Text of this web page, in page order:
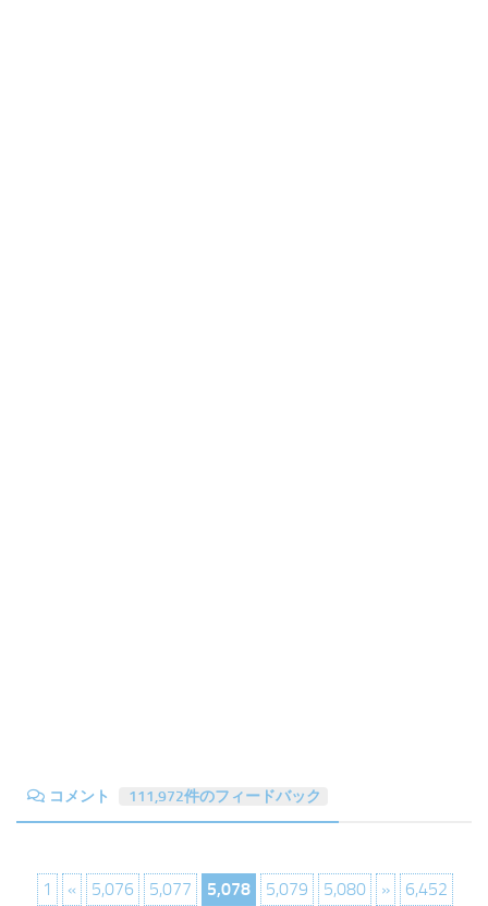
コメント 111,972件のフィードバック
1 « 5,076 5,077 5,078 5,079 5,080 » 6,452